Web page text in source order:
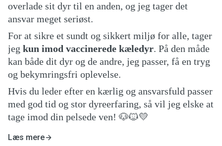
overlade sit dyr til en anden, og jeg tager det
ansvar meget seriøst.
For at sikre et sundt og sikkert miljø for alle, tager
jeg kun imod vaccinerede kæledyr. På den måde
kan både dit dyr og de andre, jeg passer, få en tryg
og bekymringsfri oplevelse.
Hvis du leder efter en kærlig og ansvarsfuld passer
med god tid og stor dyreerfaring, så vil jeg elske at
tage imod din pelsede ven! 🐶🐱💛
Læs mere